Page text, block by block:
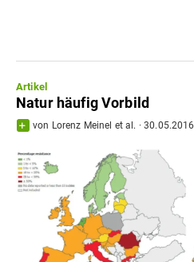
Artikel
Natur häufig Vorbild
von Lorenz Meinel et al. ·30.05.2016